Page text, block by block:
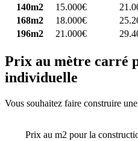
140m2
15.000€
168m2
18.000€
196m2
21.000€
Prix au mètre carré
individuelle
Vous souhaitez faire construire
Prix au m2 pour la